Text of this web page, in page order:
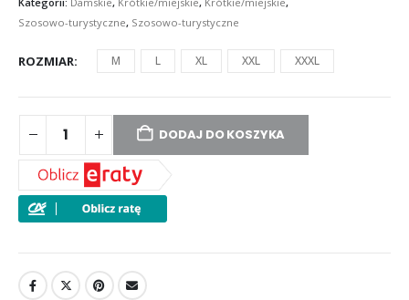
Szosowo-turystyczne, Szosowo-turystyczne
ROZMIAR M L XL XXL XXXL
DODAJ DO KOSZYKA